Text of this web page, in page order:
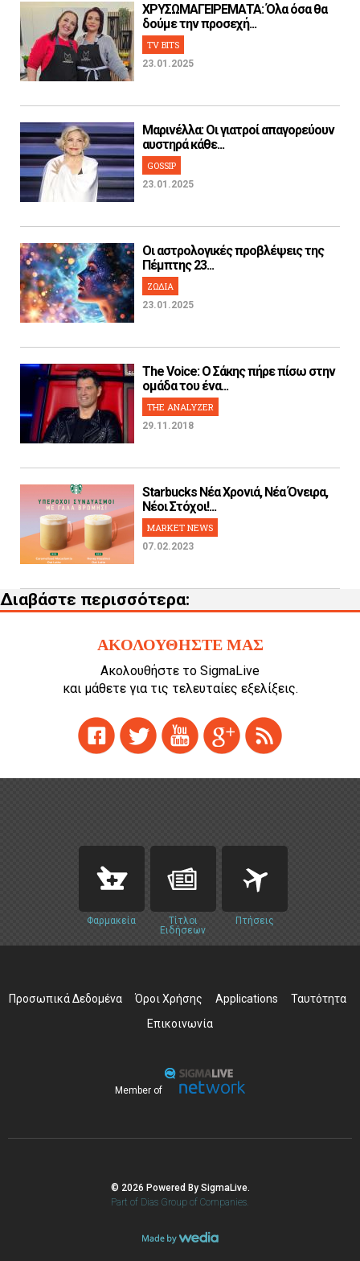
ΧΡΥΣΩΜΑΓΕΙΡΕΜΑΤΑ: Όλα όσα θα
δούμε την προσεχή...
TV BITS
23.01.2025
Μαρινέλλα: Οι γιατροί απαγορεύουν
αυστηρά κάθε...
GOSSIP
23.01.2025
Οι αστρολογικές προβλέψεις της
Πέμπτης 23...
ΖΩΔΙΑ
23.01.2025
The Voice: Ο Σάκης πήρε πίσω στην
ομάδα του ένα...
THE ANALYZER
29.11.2018
Starbucks Νέα Χρονιά, Νέα Όνειρα,
Νέοι Στόχοι!...
MARKET NEWS
07.02.2023
Διαβάστε περισσότερα:
ΑΚΟΛΟΥΘΗΣΤΕ ΜΑΣ
Ακολουθήστε το SigmaLive
και μάθετε για τις τελευταίες εξελίξεις.
Φαρμακεία
Τίτλοι
Ειδήσεων
Πτήσεις
Προσωπικά Δεδομένα Όροι Χρήσης Applications
Ταυτότητα
Επικοινωνία
Member of
© 2026 Powered By SigmaLive.
Part of Dias Group of Companies.